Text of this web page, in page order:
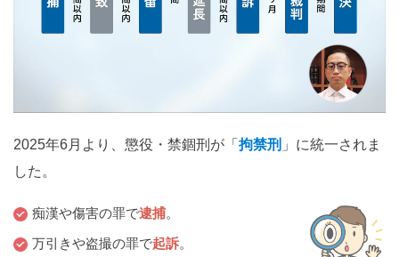
中国
四国
2025年6月より、懲役・禁錮刑が「 拘禁刑 」に統一されま
した。
痴漢や傷害の罪で逮捕。
万引きや盗撮の罪で起訴。